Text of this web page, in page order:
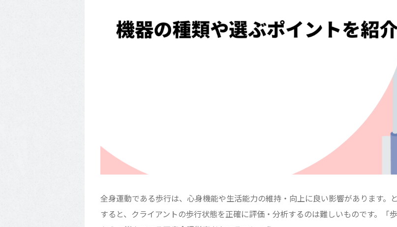
全身運動である歩行は、心身機能や生活能力の維持・向上に良い影響があります。
すると、クライアントの歩行状態を正確に評価・分析するのは難しいものです。「